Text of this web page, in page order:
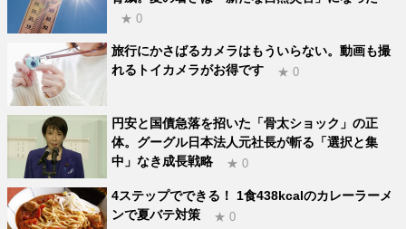
★ 0
旅行にかさばるカメラはもういらない。動画も撮
れるトイカメラがお得です
★ 0
円安と国債急落を招いた「骨太ショック」の正
体。グーグル日本法人元社長が斬る「選択と集
中」なき成長戦略
★ 0
4ステップでできる！ 1食438kcalのカレーラーメ
ンで夏バテ対策
★ 0